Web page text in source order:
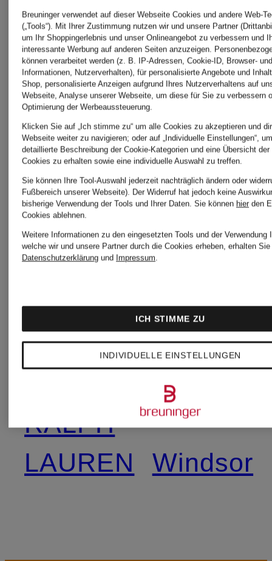
Hogan
HUGO
Joseph
Ribkoff
Kilian
Lacoste
RALPH
LAUREN
ROSSI
Save
the
Duck
Seafolly
Vera
Mont
Windsor
Breuninger verwendet auf dieser Webseite Cookies und andere Web-
(„Tools“). Mit Ihrer Zustimmung nutzen wir und unsere Partner
um Ihr Shoppingerlebnis und unser Onlineangebot zu verbessern und
interessante Werbung auf anderen Seiten anzuzeigen.
können verarbeitet werden (z. B. IP-Adressen, Cookie-ID, Browser-
Informationen, Nutzerverhalten), für personalisierte Angebote und
Shop, personalisierte Anzeigen aufgrund Ihres Nutzerverhaltens auf
Webseite, Analyse unserer Webseite, um diese für Sie zu verbessern
Optimierung der Werbeaussteuerung.
Klicken Sie auf „Ich stimme zu“ um alle Cookies zu akzeptieren und
Webseite weiter zu navigieren; oder auf „Individuelle Einstellungen“,
detaillierte Beschreibung der Cookie-Kategorien und eine Übersicht
Cookies zu erhalten sowie eine individuelle Auswahl zu treffen.
Sie können Ihre Tool-Auswahl jederzeit nachträglich ändern oder
Fußbereich unserer Webseite). Der Widerruf hat jedoch keine
bisherige Verwendung der Tools und Ihrer Daten. Sie können hier den
Cookies ablehnen.
Weitere Informationen zu den eingesetzten Tools und der Verwendung
welche wir und unsere Partner durch die Cookies erheben, erhalten
Datenschutzerklärung und Impressum.
INDIVIDUELLE EINSTELLUNGEN
ICH STIMME ZU